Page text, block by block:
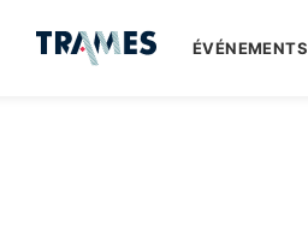
ÉVÉNEMENTS